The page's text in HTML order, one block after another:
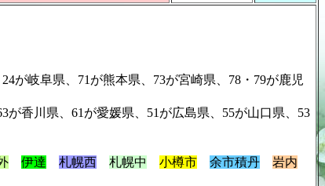
、71が熊本県、73が宮崎県、78・79が鹿児
、61が愛媛県、51が広島県、55が山口県、53
伊達 札幌西 札幌中 小樽市 余市積丹
岩内